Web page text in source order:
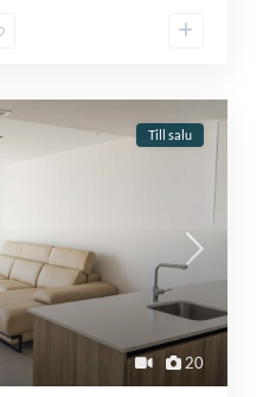
20
Till salu